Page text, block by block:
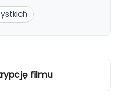
filmu